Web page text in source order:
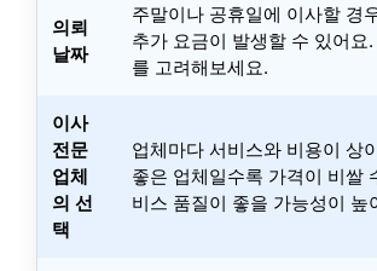
의뢰
날짜
주말이나 공휴일에 이사할 경
추가 요금이 발생할 수 있어요
를 고려해보세요.
이사
전문
업체
의 선
택
업체마다 서비스와 비용이 상
좋은 업체일수록 가격이 비쌀
비스 품질이 좋을 가능성이 높